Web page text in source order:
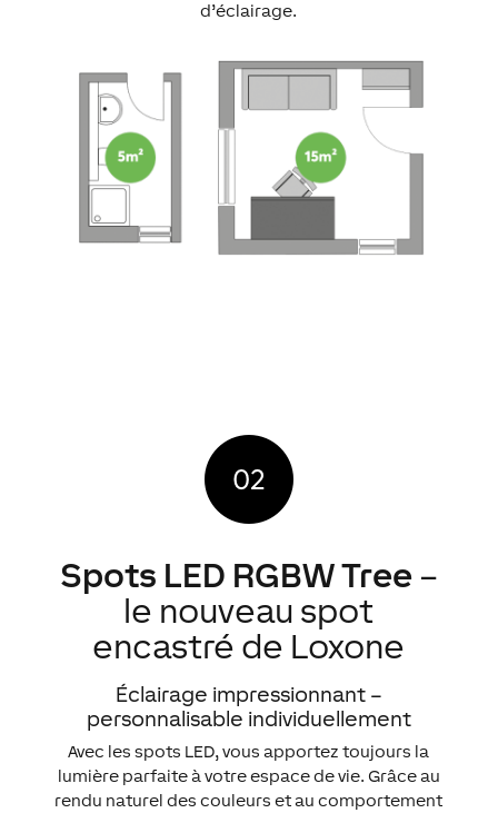
d’éclairage.
Spots LED RGBW Tree–
le nouveau spot
encastré de Loxone
Éclairage impressionnant –
personnalisable individuellement
Avec les spots LED, vous apportez toujours la
lumière parfaite à votre espace de vie. Grâce au
rendu naturel des couleurs et au comportement